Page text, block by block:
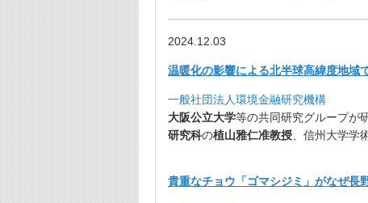
2024.12.03
温暖化の影響による北半球高緯度地域
一般社団法人環境金融研究機構
大阪公立大学等の共同研究グループが
研究科の植山雅仁准教授 、信州大学学
貴重なチョウ「ゴマシジミ」がなぜ長